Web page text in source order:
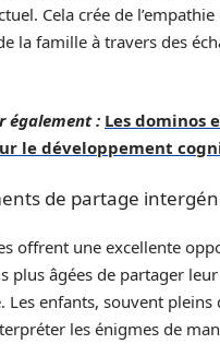
Cela crée de
la famille à travers des
également : Les dominos
le développement
de partage
offrent une excellente
plus âgées de partager
Les enfants, souvent pleins
les énigmes de